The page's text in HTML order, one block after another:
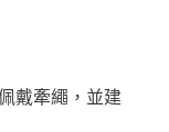
戴牽繩，並建